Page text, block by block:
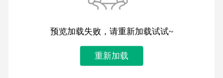
预览加载失败，请重新加载试试~
重新加载